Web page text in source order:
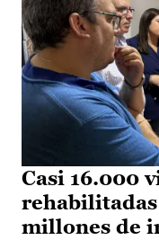
Casi 16.000
rehabilitadas
millones de